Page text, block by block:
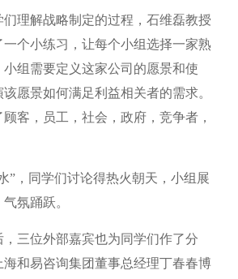
理解战略制定的过程，石维磊教授
个小练习，让每个小组选择一家熟
组需要定义这家公司的愿景和使
愿景如何满足利益相关者的需求。
客，员工，社会，政府，竞争者，
”，同学们讨论得热火朝天，小组展
氛踊跃。
三位外部嘉宾也为同学们作了分
和易咨询集团董事总经理丁春春博